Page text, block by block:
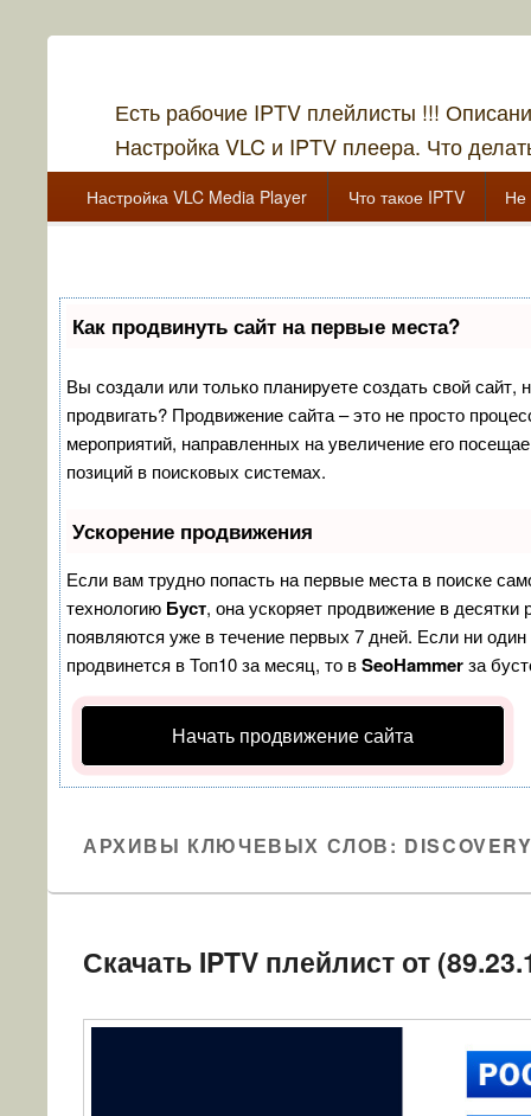
Есть рабочие IPTV плейлисты !!!
Настройка VLC и IPTV плеера. Что
Главное меню
Перейти к основному содержанию
Перейти к дополнительному содержимому
Настройка VLC Media Player Что такое IPTV Не
Как продвинуть сайт на первые места?
Вы создали или только планируете создать свой сайт,
продвигать? Продвижение сайта – это не просто
мероприятий, направленных на увеличение его
позиций в поисковых системах.
Ускорение продвижения
Если вам трудно попасть на первые места в поиске
технологию Буст, она ускоряет продвижение в десятки
появляются уже в течение первых 7 дней. Если ни один
продвинется в Топ10 за месяц, то вSeoHammerза
Начать продвижение сайта
АРХИВЫ КЛЮЧЕВЫХ СЛОВ:
Скачать IPTV плейлист от